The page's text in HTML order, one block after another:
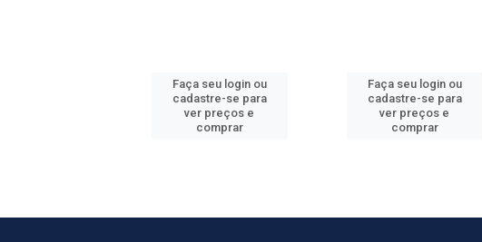
Faça seu login ou
cadastre-se para
ver preços e
comprar
Faça seu login ou
cadastre-se para
ver preços e
comprar